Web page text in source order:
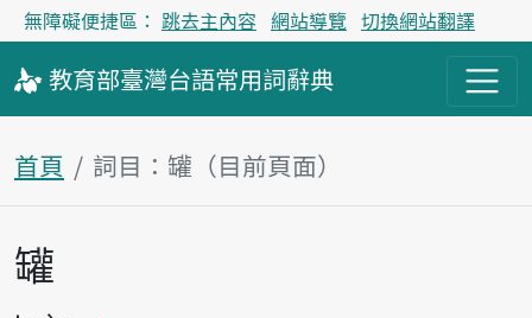
無障礙便捷區： 跳去主內容 網站導覽 切換網站翻譯
教育部臺灣台語常用詞辭典
首頁 詞目：罐（目前頁面）
主內容區塊
罐